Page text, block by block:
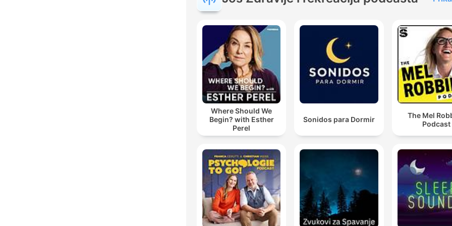
Where Should We
Begin? with Esther
Perel
Sonidos para Dormir
The Mel
Podcast